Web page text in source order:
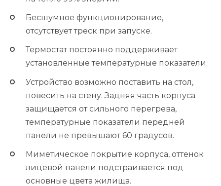
Бесшумное функционирование,
отсутствует треск при запуске.
Термостат постоянно поддерживает
установленные температурные показатели.
Устройство возможно поставить на стол,
повесить на стену. Задняя часть корпуса
защищается от сильного перегрева,
температурные показатели передней
панели не превышают 60 градусов.
Миметическое покрытие корпуса, оттенок
лицевой панели подстраивается под
основные цвета жилища.